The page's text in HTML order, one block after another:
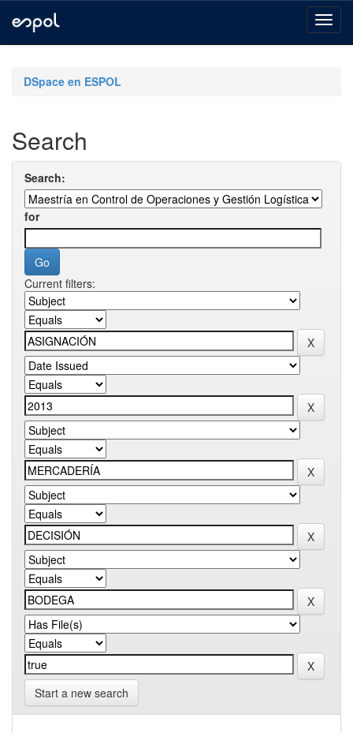
navigationDSpace en ESPOL
Search
Search:
for
Current filters:
Start a new search